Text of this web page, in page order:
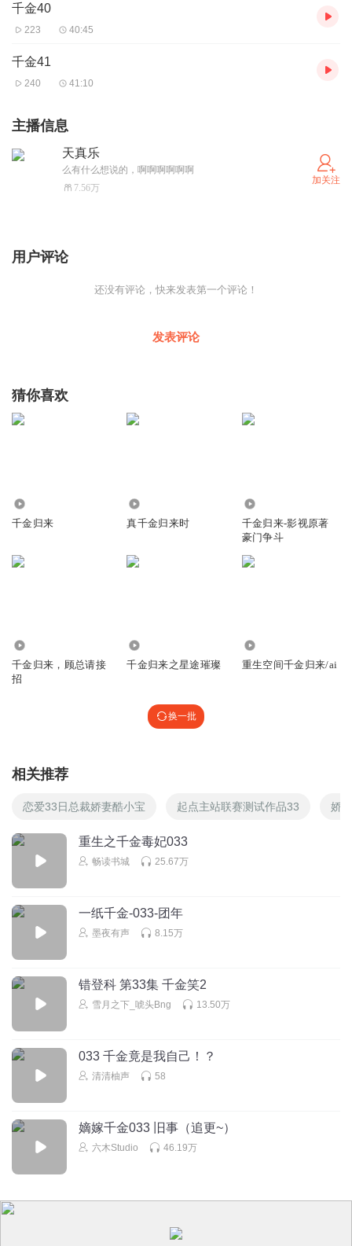
千金40
223 40:45
千金41
240 41:10
主播信息
天真乐
么有什么想说的，啊啊啊啊啊啊
7.56万
加关注
用户评论
还没有评论，快来发表第一个评论！
发表评论
猜你喜欢
千金归来 真千金归来时
千金归来-影视原著
豪门争斗
千金归来，顾总请接
招
千金归来之星途璀璨 重生空间千金归来/ai
换一批
相关推荐
恋爱33日总裁娇妻酷小宝 起点主站联赛测试作品33 娇
重生之千金毒妃033
畅读书城 25.67万
一纸千金-033-团年
墨夜有声 8.15万
错登科 第33集 千金笑2
雪月之下_唬头Bng 13.50万
033 千金竟是我自己！？
清清柚声 58
嫡嫁千金033 旧事（追更~）
六木Studio 46.19万